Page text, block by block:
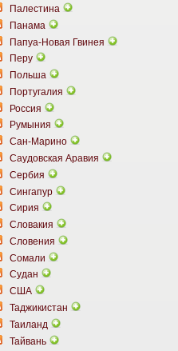
Палестина
Панама
Папуа-Новая Гвинея
Перу
Польша
Португалия
Россия
Румыния
Сан-Марино
Саудовская Аравия
Сербия
Сингапур
Сирия
Словакия
Словения
Сомали
Судан
США
Таджикистан
Таиланд
Тайвань